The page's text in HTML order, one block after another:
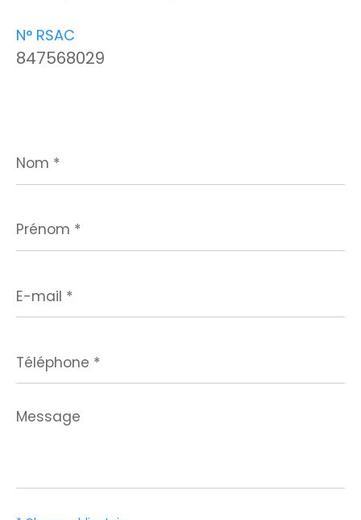
N° RSAC
847568029
*
*
mail
*
*
Message
*